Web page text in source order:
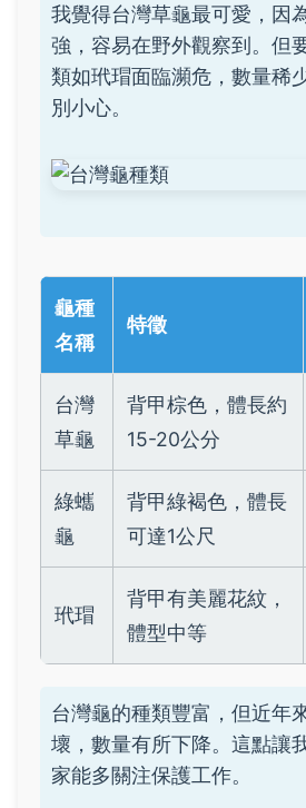
我覺得台灣草龜最可愛，因
強，容易在野外觀察到。但
類如玳瑁面臨瀕危，數量稀
別小心。
龜種
名稱
特徵
台灣
草龜
背甲棕色，體長約
15-20公分
綠蠵
龜
背甲綠褐色，體長
可達1公尺
玳瑁
背甲有美麗花紋，
體型中等
台灣龜的種類豐富，但近年
壞，數量有所下降。這點讓
家能多關注保護工作。